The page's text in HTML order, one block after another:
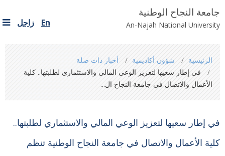
جامعة النجاح الوطنية
An-Najah National University
En زاجل
are
here
الرئيسية شؤون أكاديمية
أخبار ذات صلة
في إطار سعيها لتعزيز الوعي المالي والاستثماري لطلبتها.. كلية
الأعمال والاتصال في جامعة النجاح ال...
في إطار سعيها لتعزيز الوعي المالي والاستثماري لطلبتها..
كلية الأعمال والاتصال في جامعة النجاح الوطنية تنظم